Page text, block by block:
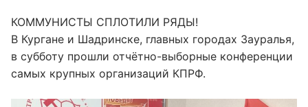
КОММУНИСТЫ СПЛОТИЛИ РЯДЫ!
В Кургане и Шадринске, главных городах Зауралья,
в субботу прошли отчëтно-выборные конференции
самых крупных организаций КПРФ.